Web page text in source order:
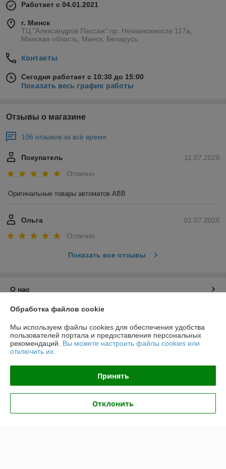
Работает с 04.01.2021
г. Минск
ТЦ "Александров Пассаж" пр. Независимости 117а,
Минская область, Минск, Беларусь
Контакты
Сегодня работает с 10:30 до 15:00
Показать весь график работы
Отзывы о магазине
106 отзывов за всё время
11.07.2026
Покупатель
Отлично
Оригинальные товары автоматов ABB
02.07.2026
Ольга
Отлично
Показать все отзывы
О нас
Контакты
Доставка и оплата
Полная версия сайта
Политика обработки cookies
Обработка файлов cookie
Мы используем файлы cookies для обеспечения удобства
пользователей портала и предоставления персональных
рекомендаций. Вы можете настроить файлы cookies или
отключить их.
Принять
Отклонить